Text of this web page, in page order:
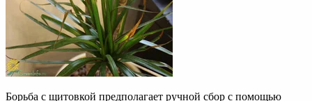
Борьба с щитовкой предполагает ручной сбор с помощью